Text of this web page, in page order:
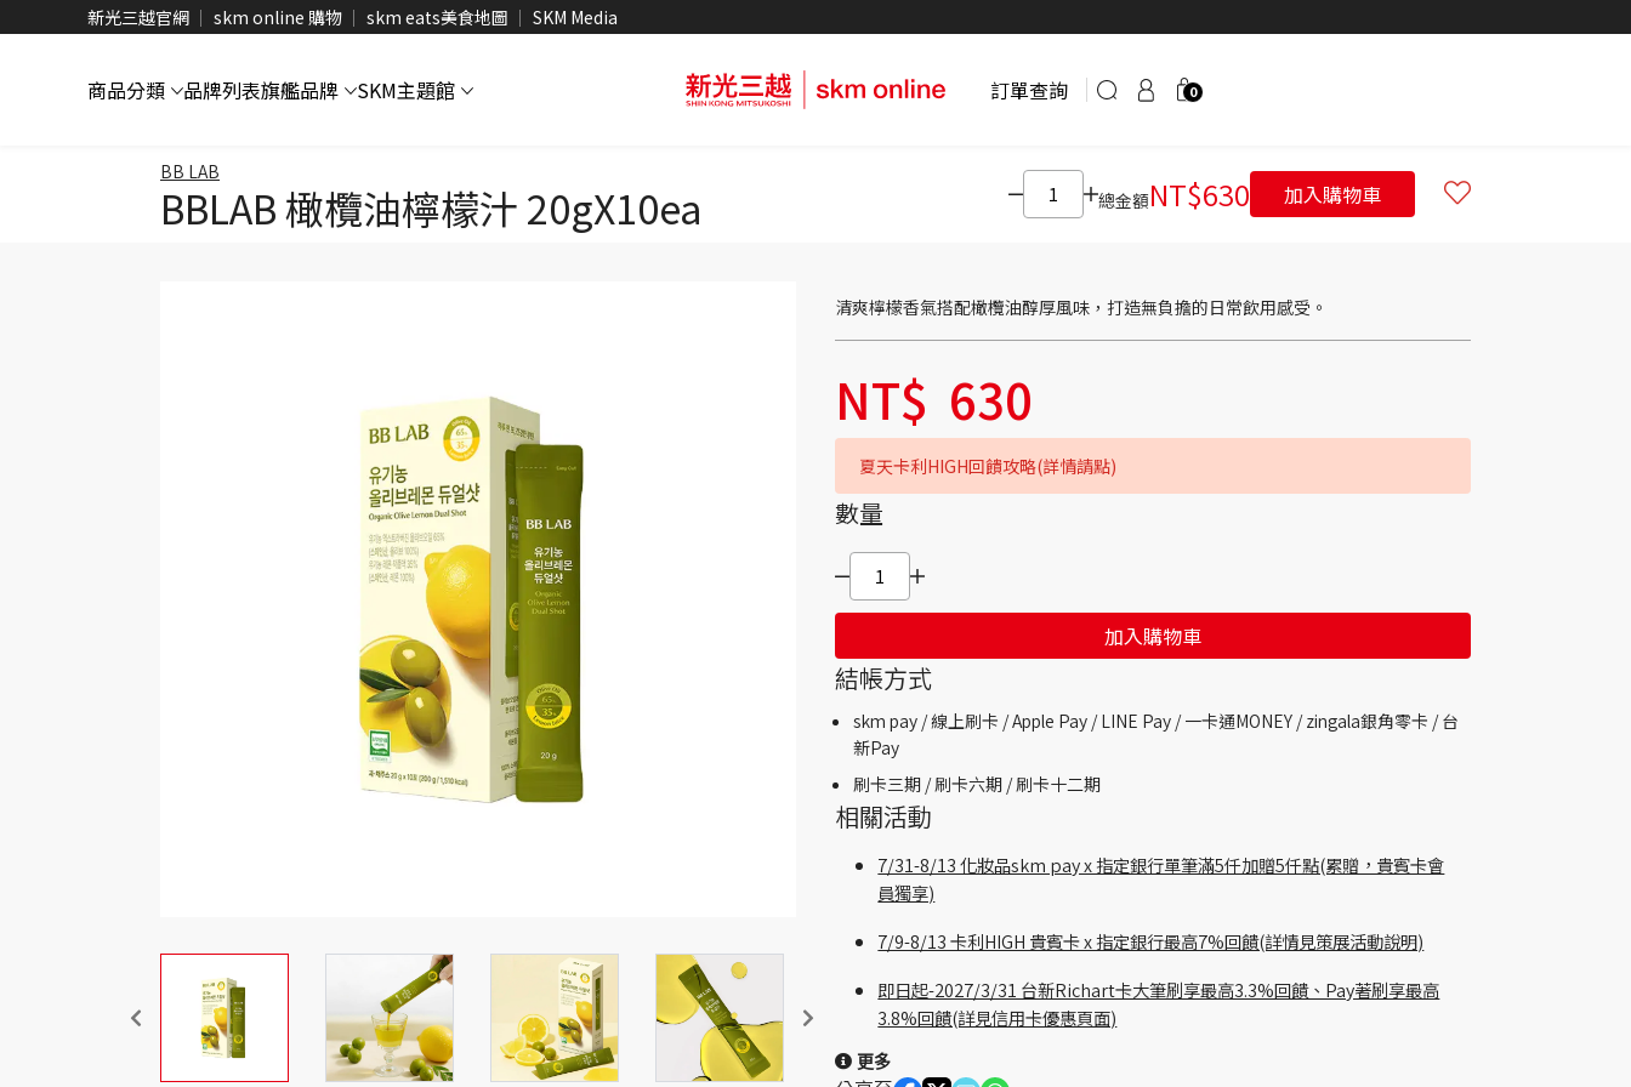
新光三越官網 skm online 購物 skm eats美食地圖 SKM Media
商品分類 品牌列表旗艦品牌 SKM主題館 訂單查詢 0
BB LAB
BBLAB 橄欖油檸檬汁 20gX10ea 總金額NT$630 加入購物車
清爽檸檬香氣搭配橄欖油醇厚風味，打造無負擔的日常飲用感受。
NT$ 630
夏天卡利HIGH回饋攻略(詳情請點)
數量
加入購物車
結帳方式
skm pay /線上刷卡 / Apple Pay /LINE Pay / 一卡通MONEY /zingala銀角零卡 /台
新Pay
刷卡三期 /刷卡六期 /刷卡十二期
相關活動
7/31-8/13 化妝品skm pay x 指定銀行單筆滿5仟加贈5仟點(累贈，貴賓卡會
員獨享)
7/9-8/13 卡利HIGH 貴賓卡 x 指定銀行最高7%回饋(詳情見策展活動說明)
即日起-2027/3/31 台新Richart卡大筆刷享最高3.3%回饋、Pay著刷享最高
3.8%回饋(詳見信用卡優惠頁面)
更多